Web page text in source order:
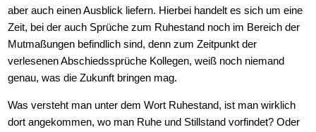
aber auch einen Ausblick liefern. Hierbei handelt es sich um eine
Zeit, bei der auch Sprüche zum Ruhestand noch im Bereich der
Mutmaßungen befindlich sind, denn zum Zeitpunkt der
verlesenen Abschiedssprüche Kollegen, weiß noch niemand
genau, was die Zukunft bringen mag.
Was versteht man unter dem Wort Ruhestand, ist man wirklich
dort angekommen, wo man Ruhe und Stillstand vorfindet? Oder